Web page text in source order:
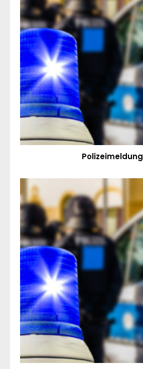
Polizeimeldung